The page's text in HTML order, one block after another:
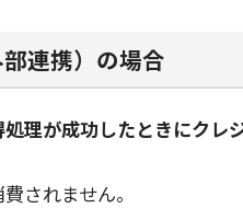
連携）の場合
理が成功したときにクレ
されません。